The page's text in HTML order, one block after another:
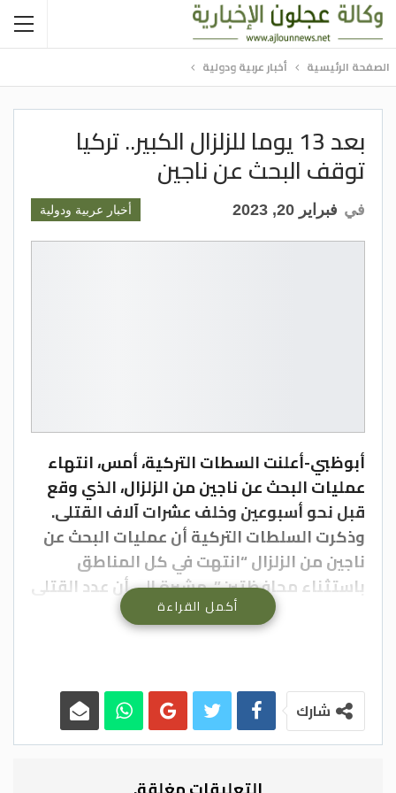
الصفحة الرئيسية أخبار عربية ودولية
بعد 13 يوما للزلزال الكبير.. تركيا
توقف البحث عن ناجين
أخبار عربية ودولية في فبراير 20, 2023
أبوظبي-أعلنت السطات التركية، أمس، انتهاء
عمليات البحث عن ناجين من الزلزال، الذي وقع
قبل نحو أسبوعين وخلف عشرات آلاف القتلى.
وذكرت السلطات التركية أن عمليات البحث عن
ناجين من الزلزال “انتهت في كل المناطق
باستثناء محافظتين”، مشيرة إلى أن عدد القتلى
جراء الزلزال ارتفع اليوم إلى 40689 شخصا.
وشاركت عناصر الإنقاذ من عدة دول في عمليات
وأسفرت عن العثور على مئات الناجين تحت
الأنقاض.
ويأتي توقف عمليات البحث بعد تضاؤل الآمال
على الزلزال مدمر.
أكمل القراءة
شارك